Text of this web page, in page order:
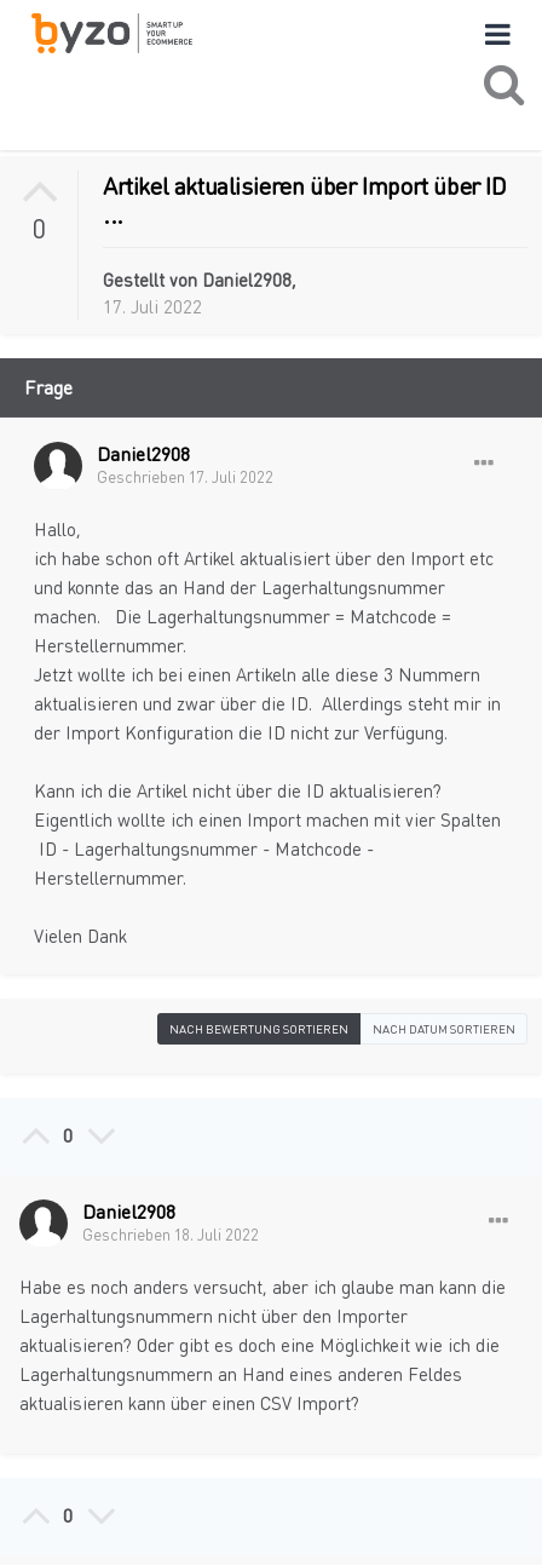
0
Artikel aktualisieren über Import über ID
...
Gestellt von Daniel2908,
17. Juli 2022
Frage
Daniel2908
Geschrieben 17. Juli 2022
Hallo,
ich habe schon oft Artikel aktualisiert über den Import etc
und konnte das an Hand der Lagerhaltungsnummer
machen. Die Lagerhaltungsnummer = Matchcode =
Herstellernummer.
Jetzt wollte ich bei einen Artikeln alle diese 3 Nummern
aktualisieren und zwar über die ID. Allerdings steht mir in
der Import Konfiguration die ID nicht zur Verfügung.
Kann ich die Artikel nicht über die ID aktualisieren?
Eigentlich wollte ich einen Import machen mit vier Spalten
ID - Lagerhaltungsnummer - Matchcode -
Herstellernummer.
Vielen Dank
NACH BEWERTUNG SORTIEREN NACH DATUM SORTIEREN
0
Daniel2908
Geschrieben 18. Juli 2022
Habe es noch anders versucht, aber ich glaube man kann die
Lagerhaltungsnummern nicht über den Importer
aktualisieren? Oder gibt es doch eine Möglichkeit wie ich die
Lagerhaltungsnummern an Hand eines anderen Feldes
aktualisieren kann über einen CSV Import?
0